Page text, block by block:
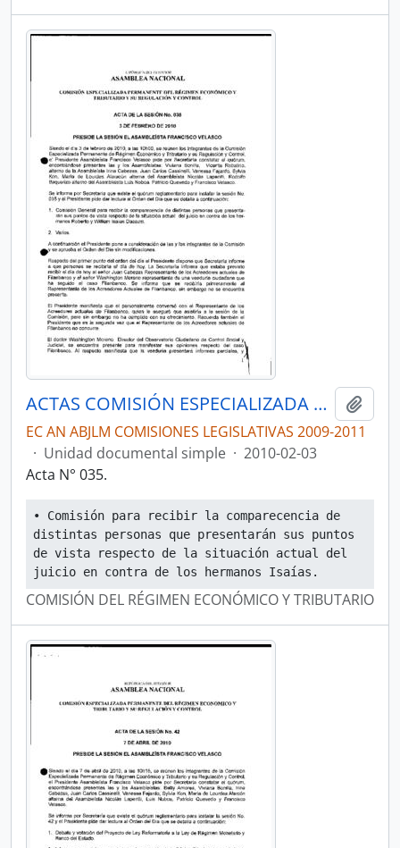
ACTAS COMISIÓN ESPECIALIZADA PERMANENTE DEL RÉGIMEN ECONÓMICO Y TRIBUTARIO Y SU REGULACIÓN Y CONTROL
EC AN ABJLM COMISIONES LEGISLATIVAS 2009-2011
· Unidad documental simple · 2010-02-03
Acta N° 035.
• Comisión para recibir la comparecencia de
distintas personas que presentarán sus puntos
de vista respecto de la situación actual del
juicio en contra de los hermanos Isaías.
COMISIÓN DEL RÉGIMEN ECONÓMICO Y TRIBUTARIO